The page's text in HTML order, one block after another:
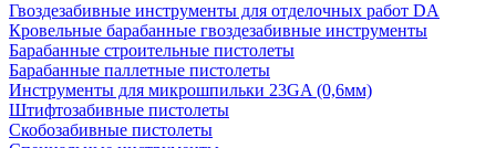
Гвоздезабивные инструменты для отделочных работ DA
Кровельные барабанные гвоздезабивные инструменты
Барабанные строительные пистолеты
Барабанные паллетные пистолеты
Инструменты для микрошпильки 23GA (0,6мм)
Штифтозабивные пистолеты
Скобозабивные пистолеты